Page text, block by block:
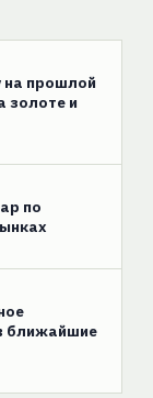
на прошлой
золоте и
по
ближайшие